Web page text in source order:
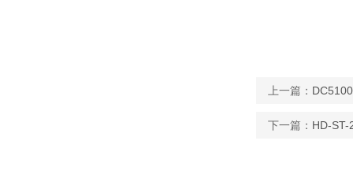
上一篇：
下一篇： HD-ST-